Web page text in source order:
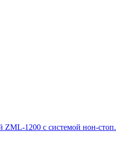
ZML-1200 с системой нон-стоп.